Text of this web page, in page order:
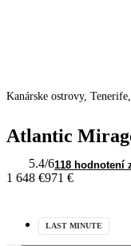
Kanárske ostrovy,
Atlantic
5.4/6118 hodnotení
1 648 €971 €
LAST MINUTE